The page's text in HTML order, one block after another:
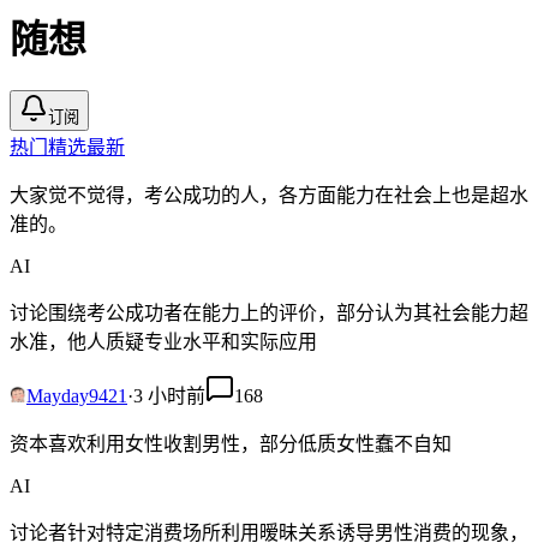
随想
订阅
热门 精选最新
大家觉不觉得，考公成功的人，各方面能力在社会上也是超水
准的。
AI
讨论围绕考公成功者在能力上的评价，部分认为其社会能力超
水准，他人质疑专业水平和实际应用
Mayday9421 ·3 小时前 168
资本喜欢利用女性收割男性，部分低质女性蠢不自知
AI
讨论者针对特定消费场所利用暧昧关系诱导男性消费的现象，